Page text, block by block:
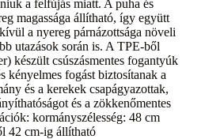
a felfújás miatt. A puha és
magassága állítható, így együtt
a nyereg párnázottsága növeli
utazások során is. A TPE-ből
készült csúszásmentes fogantyúk
kényelmes fogást biztosítanak a
és a kerekek csapágyazottak,
és a zökkenőmentes
kormányszélesség: 48 cm
42 cm-ig állítható